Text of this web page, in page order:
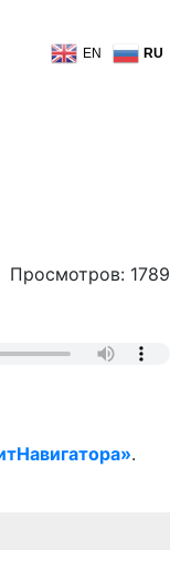
EN RU
Просмотров: 1789
.